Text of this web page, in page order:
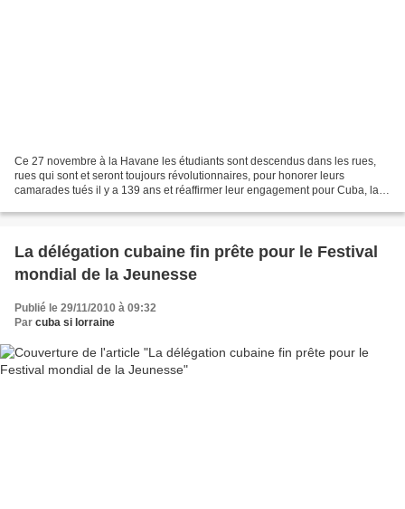
Ce 27 novembre à la Havane les étudiants sont descendus dans les rues,
rues qui sont et seront toujours révolutionnaires, pour honorer leurs
camarades tués il y a 139 ans et réaffirmer leur engagement pour Cuba, la
La délégation cubaine fin prête pour le Festival
mondial de la Jeunesse
Publié le 29/11/2010 à 09:32
Par cuba si lorraine